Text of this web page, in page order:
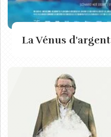
La Vénus d'argent